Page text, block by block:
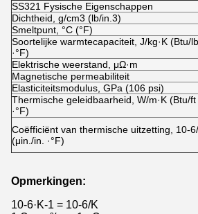
SS321 Fysische Eigenschappen
Dichtheid, g/cm3 (lb/in.3)
Smeltpunt, °C (°F)
Soortelijke warmtecapaciteit, J/kg·K (Btu/lb
·°F)
Elektrische weerstand, μΩ·m
Magnetische permeabiliteit
Elasticiteitsmodulus, GPa (106 psi)
Thermische geleidbaarheid, W/m·K (Btu/ft
·°F)
Coëfficiënt van thermische uitzetting, 10-6
(μin./in. ·°F)
Opmerkingen:
10-6·K-1 = 10-6/K